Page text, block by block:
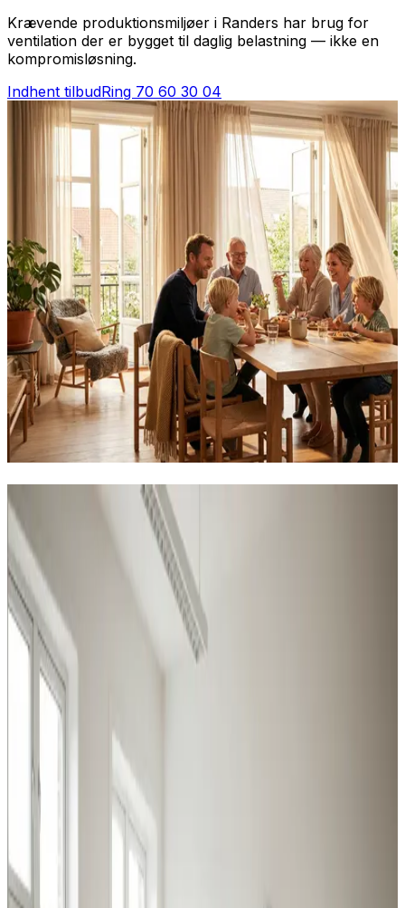
Krævende produktionsmiljøer i Randers har brug for
ventilation der er bygget til daglig belastning — ikke en
kompromisløsning.
Indhent tilbudRing 70 60 30 04
Det løser vi for erhverv og industri i
Randers
Uanset om det er procesudsugning, hal-ventilation eller
behovsstyret kontorluft, har vi løsningen til erhverv og
industri i Randers.
Procesventilation
Udsugning ved svejsning, slibning og kemikalier i
Randers. Overholder Arbejdstilsynets krav.
Læs mere